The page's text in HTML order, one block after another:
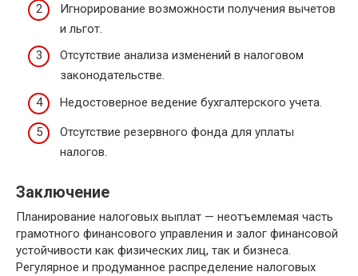
Игнорирование возможности получения вычетов
и льгот.
Отсутствие анализа изменений в налоговом
законодательстве.
Недостоверное ведение бухгалтерского учета.
Отсутствие резервного фонда для уплаты
налогов.
Заключение
Планирование налоговых выплат — неотъемлемая часть
грамотного финансового управления и залог финансовой
устойчивости как физических лиц, так и бизнеса.
Регулярное и продуманное распределение налоговых